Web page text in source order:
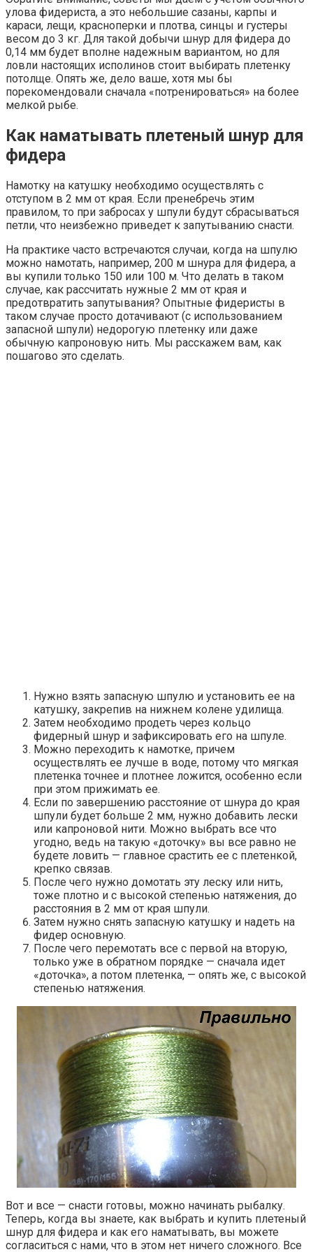
улова фидериста, а это небольшие сазаны, карпы и
караси, лещи, красноперки и плотва, синцы и густеры
весом до 3 кг. Для такой добычи шнур для фидера до
0,14 мм будет вполне надежным вариантом, но для
ловли настоящих исполинов стоит выбирать плетенку
потолще. Опять же, дело ваше, хотя мы бы
порекомендовали сначала «потренироваться» на более
мелкой рыбе.
Как наматывать плетеный шнур для
фидера
Намотку на катушку необходимо осуществлять с
отступом в 2 мм от края. Если пренебречь этим
правилом, то при забросах у шпули будут сбрасываться
петли, что неизбежно приведет к запутыванию снасти.
На практике часто встречаются случаи, когда на шпулю
можно намотать, например, 200 м шнура для фидера, а
вы купили только 150 или 100 м. Что делать в таком
случае, как рассчитать нужные 2 мм от края и
предотвратить запутывания? Опытные фидеристы в
таком случае просто дотачивают (с использованием
запасной шпули) недорогую плетенку или даже
обычную капроновую нить. Мы расскажем вам, как
пошагово это сделать.
Нужно взять запасную шпулю и установить ее на
катушку, закрепив на нижнем колене удилища.
Затем необходимо продеть через кольцо
фидерный шнур и зафиксировать его на шпуле.
Можно переходить к намотке, причем
осуществлять ее лучше в воде, потому что мягкая
плетенка точнее и плотнее ложится, особенно если
при этом прижимать ее.
Если по завершению расстояние от шнура до края
шпули будет больше 2 мм, нужно добавить лески
или капроновой нити. Можно выбрать все что
угодно, ведь на такую «доточку» вы все равно не
будете ловить — главное срастить ее с плетенкой,
крепко связав.
После чего нужно домотать эту леску или нить,
тоже плотно и с высокой степенью натяжения, до
расстояния в 2 мм от края шпули.
Затем нужно снять запасную катушку и надеть на
фидер основную.
После чего перемотать все с первой на вторую,
только уже в обратном порядке — сначала идет
«доточка», а потом плетенка, — опять же, с высокой
степенью натяжения.
Вот и все — снасти готовы, можно начинать рыбалку.
Теперь, когда вы знаете, как выбрать и купить плетеный
шнур для фидера и как его наматывать, вы можете
согласиться с нами, что в этом нет ничего сложного. Все